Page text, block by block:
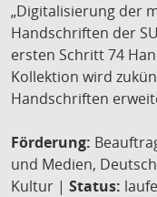
„Digitalisierung der
Handschriften der
ersten Schritt 74
Kollektion wird
Handschriften
Förderung:
und Medien,
Kultur | Status: